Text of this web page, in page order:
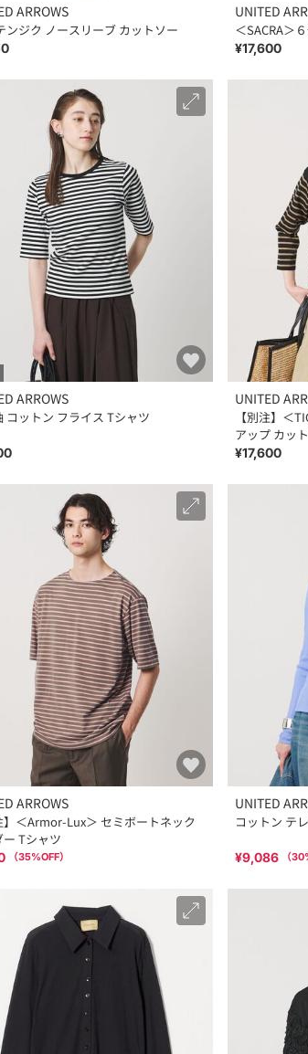
ARROWS
ンジク ノースリーブ カットソー
UNITED
＜SACRA＞
¥17,600
ARROWS
コットン フライス Tシャツ
UNITED
【別注】＜
アップ カッ
2026
¥17,600
ARROWS
】＜Armor-Lux＞ セミボートネック
ー Tシャツ
（35%OFF）
UNITED
コットン テ
¥9,086 （30